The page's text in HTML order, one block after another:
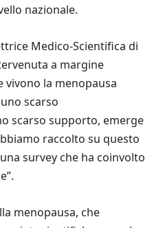
nazionale.
Medico-Scientifica di
a margine
vivono la menopausa
scarso
scarso supporto, emerge
raccolto su questo
survey che ha coinvolto
menopausa, che